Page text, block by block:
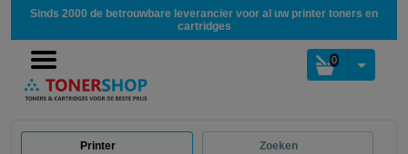
Sinds 2000 de betrouwbare leverancier voor al uw printer toners en
cartridges
0
Printer Zoeken